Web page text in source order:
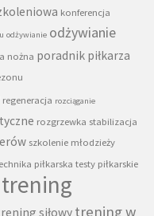
konferencja
odżywianie odżywianie
nożna poradnik piłkarza
regeneracja rozciąganie
rozgrzewka stabilizacja
szkolenie młodzieży
piłkarska testy piłkarskie
trening
siłowy trening w